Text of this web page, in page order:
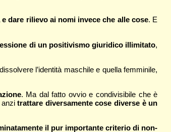
dare rilievo ai nomi invece che alle cose. E
di un positivismo giuridico illimitato,
l’identità maschile e quella femminile,
. Ma dal fatto ovvio e condivisibile che è
anzitrattare diversamente cose diverse è un
il pur importante criterio di non-